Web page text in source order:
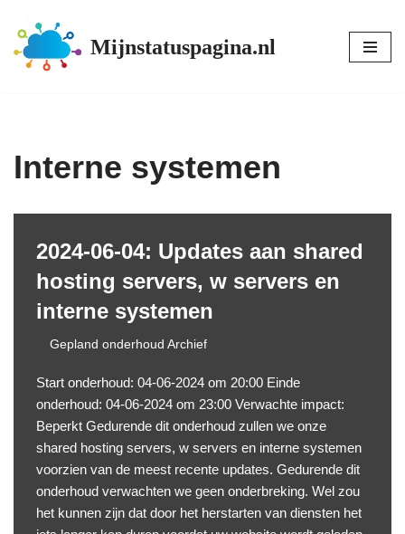
Ga
naar
Mijnstatuspagina.nl
Interne systemen
2024-06-04: Updates aan shared
hosting servers, w servers en
interne systemen
Gepland onderhoud Archief
Start onderhoud: 04-06-2024 om 20:00 Einde
onderhoud: 04-06-2024 om 23:00 Verwachte impact:
Beperkt Gedurende dit onderhoud zullen we onze
shared hosting servers, w servers en interne systemen
voorzien van de meest recente updates. Gedurende dit
onderhoud verwachten we geen onderbreking. Wel zou
het kunnen zijn dat door het herstarten van diensten het